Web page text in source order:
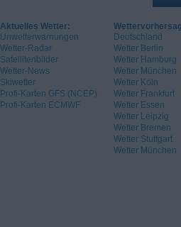
Aktuelles Wetter:
Unwetterwarnungen
Wetter-Radar
Satellitenbilder
Wetter-News
Skiwetter
Profi-Karten GFS (NCEP)
Profi-Karten ECMWF
Deutschland
Wetter Berlin
Wetter Hamburg
Wetter München
Wetter Köln
Wetter Frankfurt
Wetter Essen
Wetter Leipzig
Wetter Bremen
Wetter Stuttgart
Wetter München